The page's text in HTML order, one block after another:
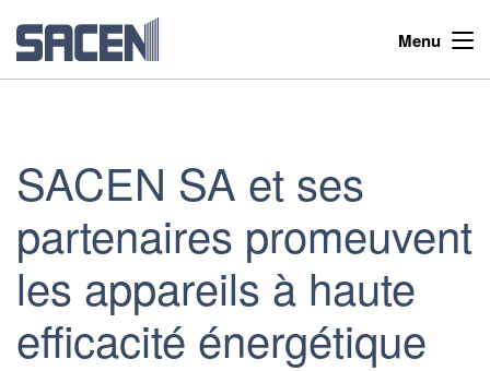
Menu
SACEN SA et ses
partenaires promeuvent
les appareils à haute
efficacité énergétique